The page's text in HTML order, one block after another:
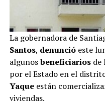
La gobernadora de
Santos, denuncióeste
algunosbeneficiariosde
por el Estado en el
Yaqueestán
viviendas.